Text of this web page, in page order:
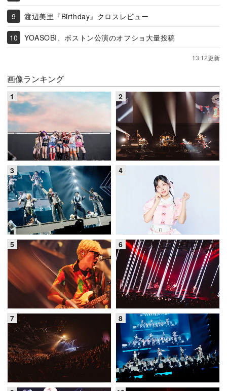
渡辺美里『Birthday』クロスレビュー
YOASOBI、ボストン公演のオフショ大量投稿
13:12更新
画像ランキング